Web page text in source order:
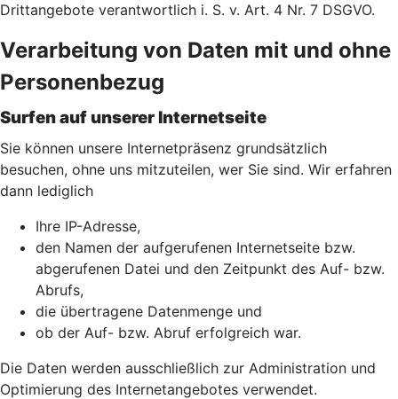
Drittangebote verantwortlich i. S. v. Art. 4 Nr. 7 DSGVO.
Verarbeitung von Daten mit und ohne
Personenbezug
Surfen auf unserer Internetseite
Sie können unsere Internetpräsenz grundsätzlich
besuchen, ohne uns mitzuteilen, wer Sie sind. Wir erfahren
dann lediglich
Ihre IP-Adresse,
den Namen der aufgerufenen Internetseite bzw.
abgerufenen Datei und den Zeitpunkt des Auf- bzw.
Abrufs,
die übertragene Datenmenge und
ob der Auf- bzw. Abruf erfolgreich war.
Die Daten werden ausschließlich zur Administration und
Optimierung des Internetangebotes verwendet.